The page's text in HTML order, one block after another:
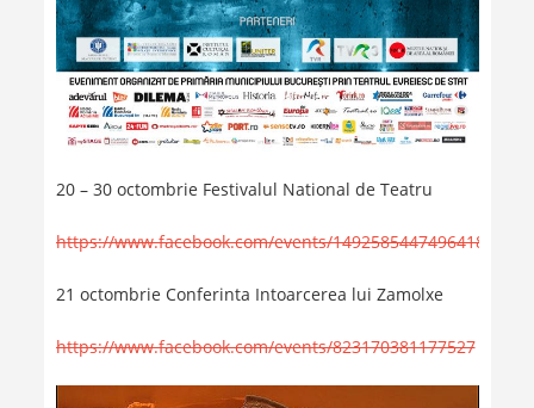
20 – 30 octombrie Festivalul National de Teatru
https://www.facebook.com/events/1492585447496418
21 octombrie Conferinta Intoarcerea lui Zamolxe
https://www.facebook.com/events/823170381177527